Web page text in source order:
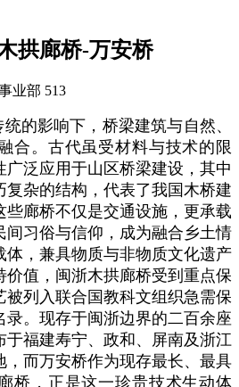
拱廊桥-万安桥
业部 513
的影响下，桥梁建筑与自然、
合。古代虽受材料与技术的限
泛应用于山区桥梁建设，其中
复杂的结构，代表了我国木桥建
些廊桥不仅是交通设施，更承载
间习俗与信仰，成为融合乡土情
体，兼具物质与非物质文化遗产
价值，闽浙木拱廊桥受到重点保
被列入联合国教科文组织急需保
录。现存于闽浙边界的二百余座
于福建寿宁、政和、屏南及浙江
，而万安桥作为现存最长、最具
桥，正是这一珍贵技术生动体